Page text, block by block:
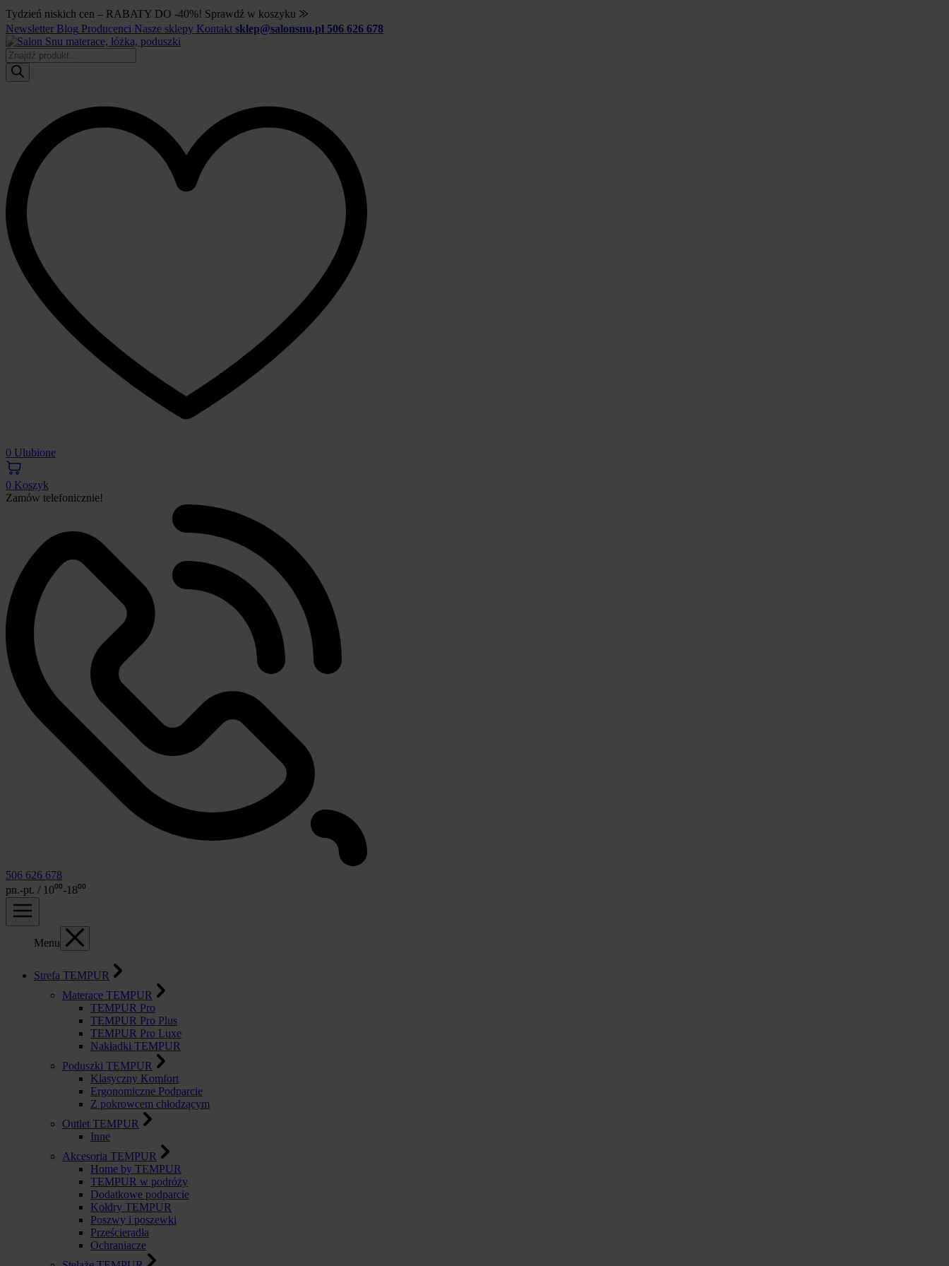
Tydzień niskich cen – RABATY DO -40%! Sprawdź w koszyku ⨠
Newsletter Blog Producenci Nasze sklepy Kontakt sklep@salonsnu.pl 506 626 678
Wyszukiwarka
produktów
0 Ulubione
0 Koszyk
Zamów telefonicznie!
506 626 678
pn.-pt. / 10⁰⁰-18⁰⁰
Menu
Strefa TEMPUR
Materace TEMPUR
TEMPUR Pro
TEMPUR Pro Plus
TEMPUR Pro Luxe
Nakładki TEMPUR
Poduszki TEMPUR
Klasyczny Komfort
Ergonomiczne Podparcie
Z pokrowcem chłodzącym
Outlet TEMPUR
Inne
Akcesoria TEMPUR
Home by TEMPUR
TEMPUR w podróży
Dodatkowe podparcie
Kołdry TEMPUR
Poszwy i poszewki
Prześcieradła
Ochraniacze